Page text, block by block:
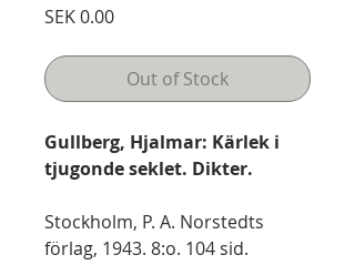
SEK 0.00Price
Out of Stock
Gullberg, Hjalmar: Kärlek i
tjugonde seklet. Dikter.
Stockholm, P. A. Norstedts
förlag, 1943. 8:o. 104 sid.